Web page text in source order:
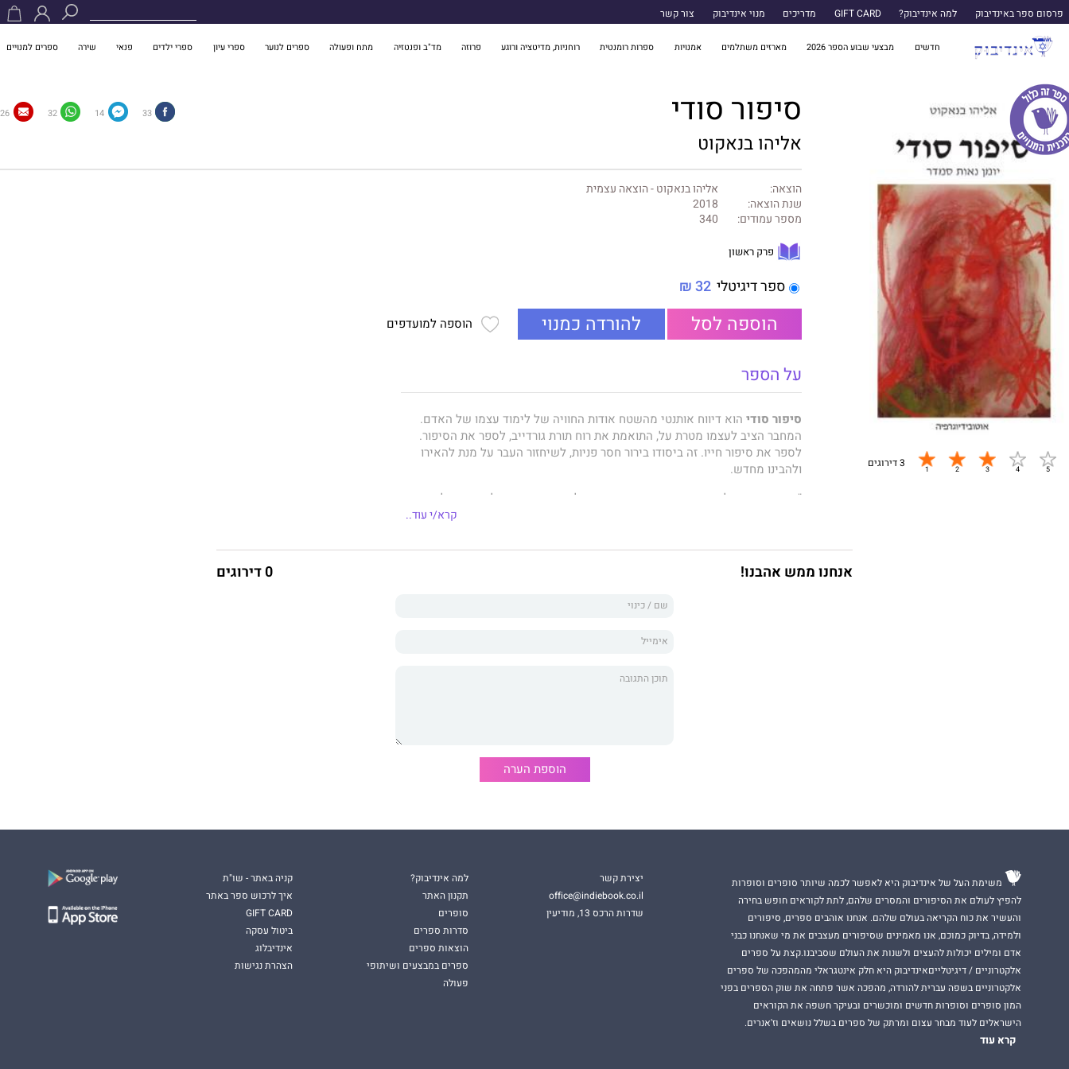
פרסום ספר באינדיבוק למה אינדיבוק? GIFT CARD מדריכים מנוי אינדיבוק צור קשר
חדשים מבצעי שבוע הספר 2026 מארזים משתלמים אמנויות ספרות רומנטית רוחניות, מדיטציה ורוגע פרוזה מד"ב ופנטזיה מתח ופעולה ספרים לנוער ספרי עיון ספרי ילדים פנאי שירה ספרים למנויים
3 דירוגים
סיפור סודי 33
14
32
26
אליהו בנאקוט
הוצאה:
אליהו בנאקוט - הוצאה עצמית
שנת הוצאה:
2018
מספר עמודים:
340
פרק ראשון
ספר דיגיטלי 32 ₪
הוספה לסל להורדה כמנוי הוספה למועדפים
על הספר
סיפור סודי הוא דיווח אותנטי מהשטח אודות החוויה של לימוד עצמו של האדם.
המחבר הציב לעצמו מטרת על, התואמת את רוח תורת גורדייב, לספר את הסיפור.
לספר את סיפור חייו. זה ביסודו בירור חסר פניות, לשיחזור העבר על מנת להאירו
ולהבינו מחדש.
״מאז שקראתי לפני ארבעים שנה את ספרי קרלוס קסטנדה עוד לא הייתה לי חווית
טכניכות משולבות, מצייר בעיקר מופשט עם נגיעות פיגורטיביות. לעיתים ציור
כיום הוא מתגורר ועובד כאמן בקיבוץ חצור.
קרא/י עוד..
אנחנו ממש אהבנו! 0 דירוגים
הוספת הערה
משימת העל של אינדיבוק היא לאפשר לכמה שיותר סופרים וסופרות
להפיץ לעולם את הסיפורים והמסרים שלהם, לתת לקוראים חופש בחירה
והעשיר את כוח הקריאה בעולם שלהם. אנחנו אוהבים ספרים, סיפורים
ולמידה, בדיוק כמוכם, אנו מאמינים שסיפורים מעצבים את מי שאנחנו כבני
אדם ומילים יכולות להעצים ולשנות את העולם שסביבנו.קצת על ספרים
אלקטרוניים / דיגיטלייםאינדיבוק היא חלק אינטגראלי מהמהפכה של ספרים
אלקטרוניים בשפה עברית להורדה, מהפכה אשר פתחה את שוק הספרים בפני
המון סופרים וסופרות חדשים ומוכשרים ובעיקר חשפה את הקוראים
הישראלים לעוד מבחר עצום ומרתק של ספרים בשלל נושאים וז'אנרים.
קרא עוד
יצירת קשר
office@indiebook.co.il
שדרות הרכס 13, מודיעין
למה אינדיבוק?
תקנון האתר
סופרים
סדרות ספרים
הוצאות ספרים
ספרים במבצעים ושיתופי
פעולה
קניה באתר - שו"ת
איך לרכוש ספר באתר
GIFT CARD
ביטול עסקה
אינדיבלוג
הצהרת נגישות